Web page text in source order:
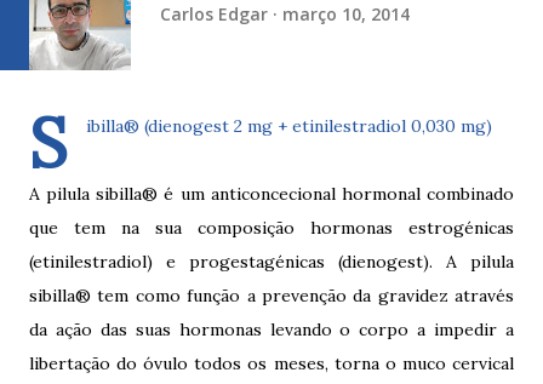
Carlos Edgar março 10, 2014
S ibilla® (dienogest 2 mg + etinilestradiol 0,030 mg)
A pilula sibilla® é um anticoncecional hormonal combinado
que tem na sua composição hormonas estrogénicas
(etinilestradiol) e progestagénicas (dienogest). A pilula
sibilla® tem como função a prevenção da gravidez através
da ação das suas hormonas levando o corpo a impedir a
libertação do óvulo todos os meses, torna o muco cervical